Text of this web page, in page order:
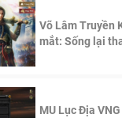
Võ Lâm Truyền
mắt: Sống lại
MU Lục Địa